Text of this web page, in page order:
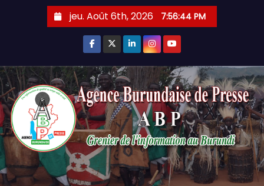
jeu. Août 6th, 2026 7:56:46 PM